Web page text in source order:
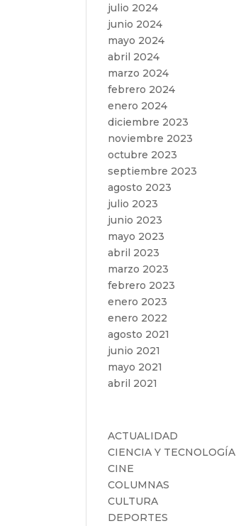
julio 2024
junio 2024
mayo 2024
abril 2024
marzo 2024
febrero 2024
enero 2024
diciembre 2023
noviembre 2023
octubre 2023
septiembre 2023
agosto 2023
julio 2023
junio 2023
mayo 2023
abril 2023
marzo 2023
febrero 2023
enero 2023
enero 2022
agosto 2021
junio 2021
mayo 2021
abril 2021
ACTUALIDAD
CIENCIA Y TECNOLOGÍA
CINE
COLUMNAS
CULTURA
DEPORTES